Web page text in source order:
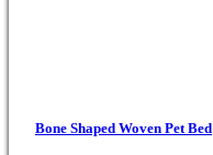
Bone Shaped Woven Pet Bed